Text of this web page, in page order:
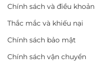
Chính sách và điều khoản
Thắc mắc và khiếu nại
Chính sách bảo mật
Chính sách vận chuyển